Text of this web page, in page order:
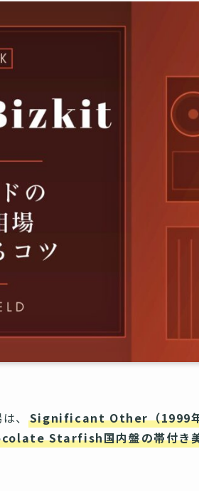
、 Significant Other（1999年
Starfish国内盤の帯付き